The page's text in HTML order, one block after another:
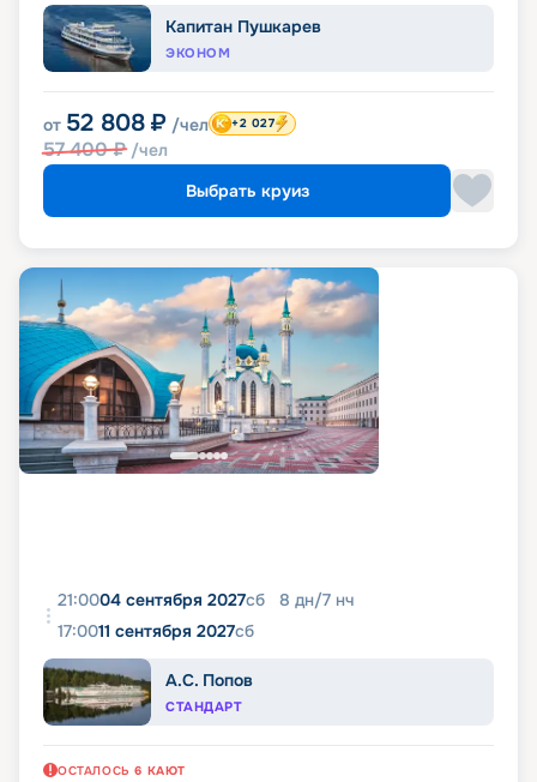
Капитан Пушкарев
ЭКОНОМ
от 52 808 ₽ /чел
57 400₽ /чел
+2 027
Выбрать круиз
21:0004 сентября 2027сб 8 дн/7 нч
17:0011 сентября 2027сб
А.С. Попов
СТАНДАРТ
ОСТАЛОСЬ 6 КАЮТ